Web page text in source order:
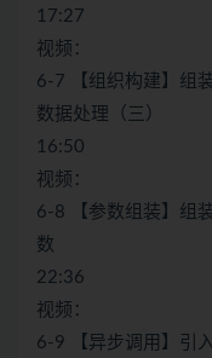
17:27
视频：
6-7 【组织构建】组
数据处理（三）
16:50
视频：
6-8 【参数组装】组
数
22:36
视频：
6-9 【异步调用】引